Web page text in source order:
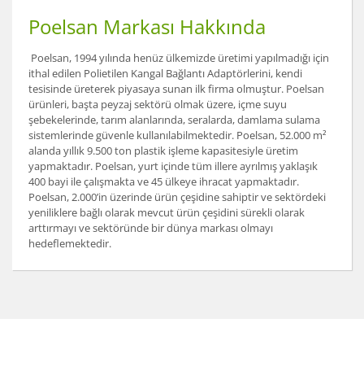
Poelsan Markası Hakkında
Poelsan, 1994 yılında henüz ülkemizde üretimi yapılmadığı için
ithal edilen Polietilen Kangal Bağlantı Adaptörlerini, kendi
tesisinde üreterek piyasaya sunan ilk firma olmuştur. Poelsan
ürünleri, başta peyzaj sektörü olmak üzere, içme suyu
şebekelerinde, tarım alanlarında, seralarda, damlama sulama
sistemlerinde güvenle kullanılabilmektedir. Poelsan, 52.000 m²
alanda yıllık 9.500 ton plastik işleme kapasitesiyle üretim
yapmaktadır. Poelsan, yurt içinde tüm illere ayrılmış yaklaşık
400 bayi ile çalışmakta ve 45 ülkeye ihracat yapmaktadır.
Poelsan, 2.000’in üzerinde ürün çeşidine sahiptir ve sektördeki
yeniliklere bağlı olarak mevcut ürün çeşidini sürekli olarak
arttırmayı ve sektöründe bir dünya markası olmayı
hedeflemektedir.